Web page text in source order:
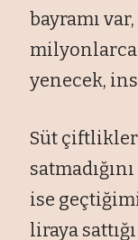
bayramı
milyonlarca
yenecek,
Süt
ise
liraya